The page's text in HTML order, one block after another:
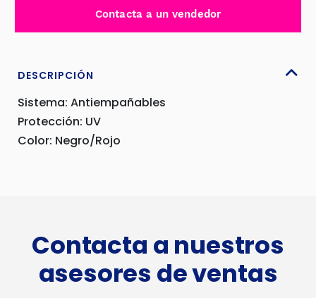
75
Contacta a un vendedor
DESCRIPCIÓN
Sistema: Antiempañables
Protección: UV
Color: Negro/Rojo
Contacta a nuestros
asesores de ventas